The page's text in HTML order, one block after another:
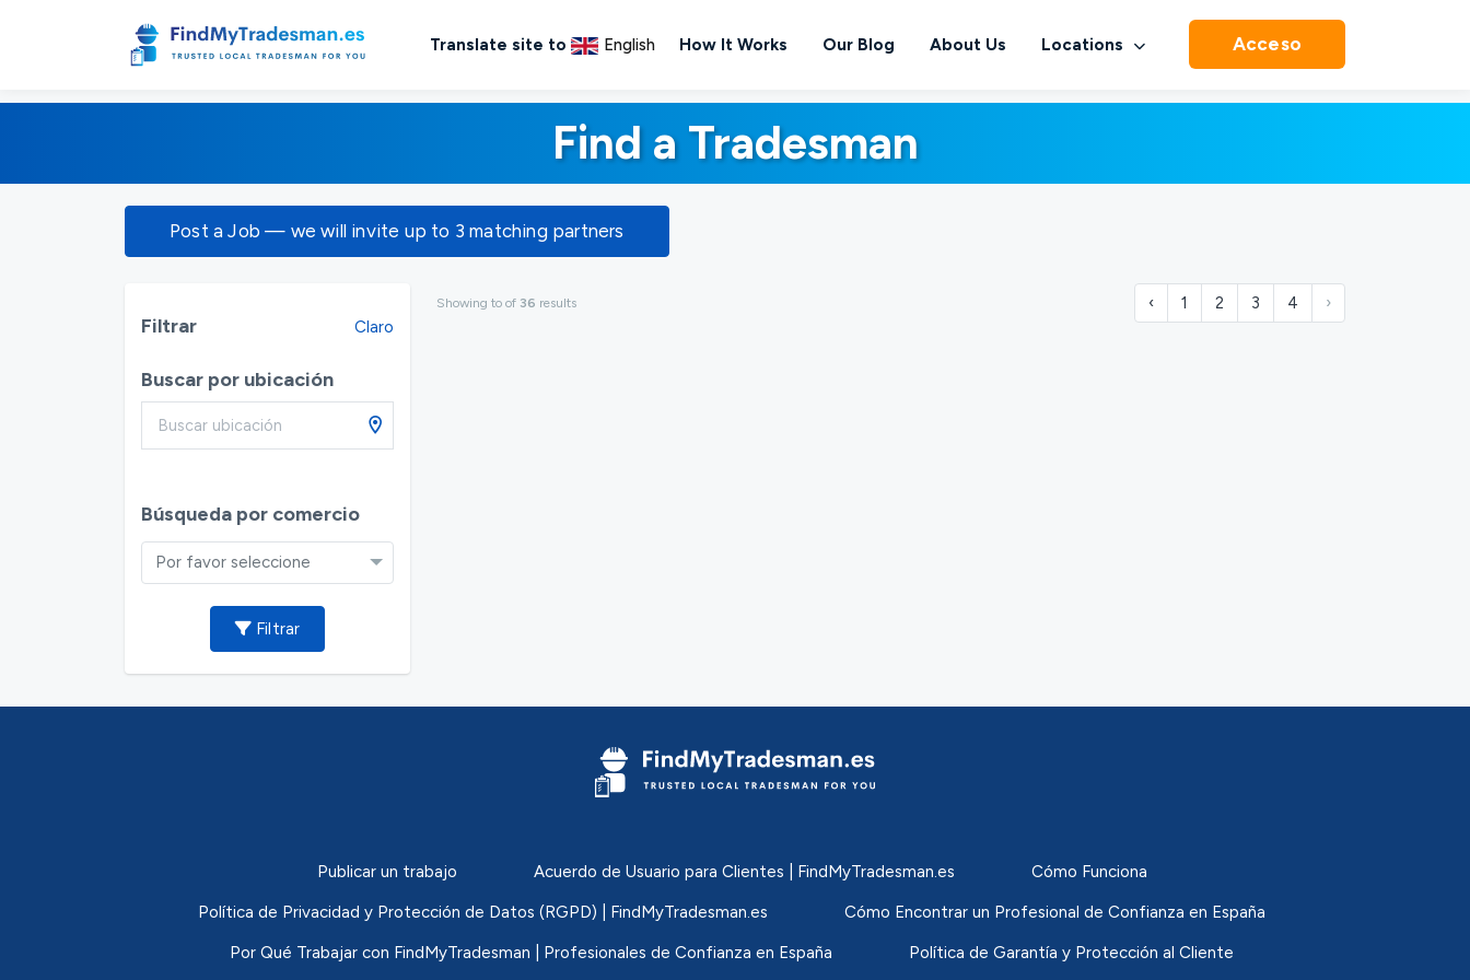
Translate site to English How It Works Our Blog About Us Locations Acceso
Find a Tradesman
Post a Job — we will invite up to 3 matching partners
Filtrar Claro
Buscar por ubicación
Búsqueda por comercio
Por favor seleccione
Filtrar
Showing to of 36 results ‹ 1 2 3 4 ›
Publicar un trabajo Acuerdo de Usuario para Clientes | FindMyTradesman.es Cómo Funciona
Política de Privacidad y Protección de Datos (RGPD) | FindMyTradesman.es Cómo Encontrar un Profesional de Confianza en España
Por Qué Trabajar con FindMyTradesman | Profesionales de Confianza en España Política de Garantía y Protección al Cliente